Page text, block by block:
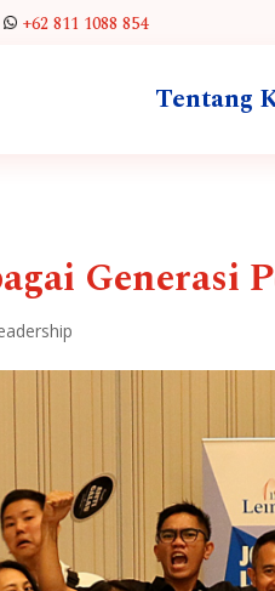
+62 811 1088 854
Tentang
Generasi